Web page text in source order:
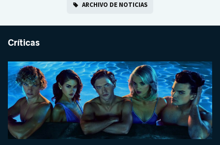
ARCHIVO DE NOTICIAS
Críticas